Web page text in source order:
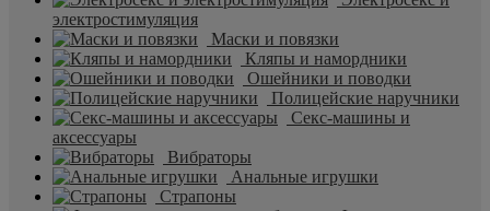
электростимуляция
Маски и повязки
Кляпы и намордники
Ошейники и поводки
Полицейские наручники
Секс-машины и
аксессуары
Вибраторы
Анальные игрушки
Страпоны